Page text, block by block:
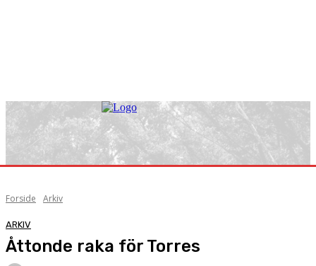
Forside Arkiv
ARKIV
Åttonde raka för Torres